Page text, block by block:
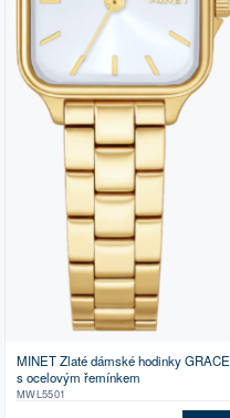
MINET Zlaté dámské hodinky GRACE
s ocelovým řemínkem
MWL5501